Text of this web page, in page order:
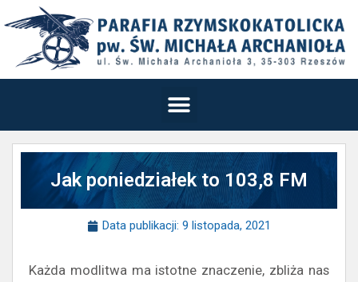
Jak poniedziałek to 103,8 FM
Data publikacji: 9 listopada, 2021
Każda modlitwa ma istotne znaczenie, zbliża nas